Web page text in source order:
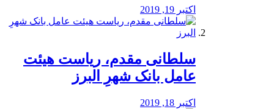
اکتبر 19, 2019
سلطانی مقدم، ریاست هیئت
عامل بانک شهرِ البرز
اکتبر 18, 2019